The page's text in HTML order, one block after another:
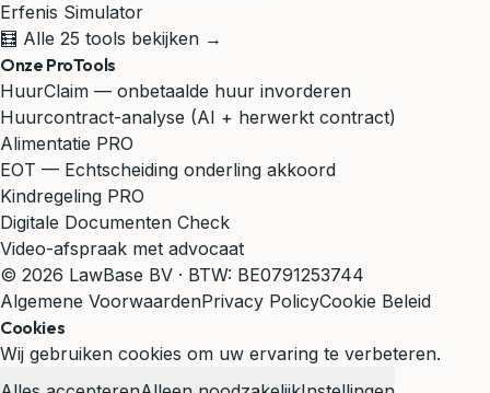
Erfenis Simulator
🧮 Alle 25 tools bekijken →
Onze ProTools
HuurClaim — onbetaalde huur invorderen
Huurcontract-analyse (AI + herwerkt contract)
Alimentatie PRO
EOT — Echtscheiding onderling akkoord
Kindregeling PRO
Digitale Documenten Check
Video-afspraak met advocaat
© 2026 LawBase BV · BTW: BE0791253744
Algemene VoorwaardenPrivacy PolicyCookie Beleid
Cookies
Wij gebruiken cookies om uw ervaring te verbeteren.